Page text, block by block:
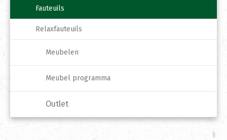
Fauteuils
Relaxfauteuils
Meubelen
Meubel programma
Outlet